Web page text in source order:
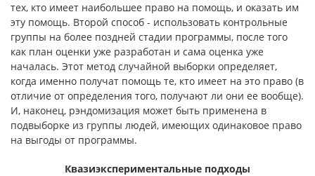
тех, кто имеет наи­большее право на помощь, и оказать им
эту помощь. Второй способ - ис­пользовать контрольные
группы на более поздней стадии программы, по­сле того
как план оценки уже разработан и сама оценка уже
началась. Этот метод случайной выборки определяет,
когда именно получат помощь те, кто имеет на это право (в
отличие от определения того, получают ли они ее вообще).
И, наконец, рэндомизация может быть применена в
подвыборке из группы людей, имеющих одинаковое право
на выгоды от программы.
Квазиэкспериментальные подходы